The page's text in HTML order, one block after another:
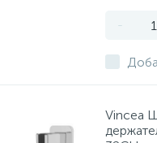
-
Vincea